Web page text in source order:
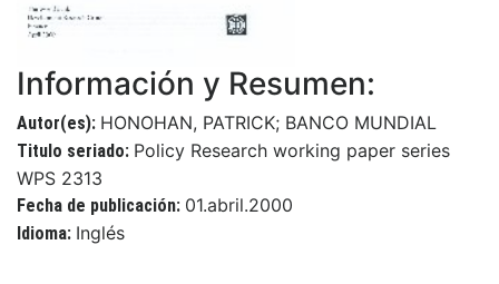
Información y Resumen:
Autor(es): HONOHAN, PATRICK; BANCO MUNDIAL
Titulo seriado: Policy Research working paper series
WPS 2313
Fecha de publicación: 01.abril.2000
Idioma: Inglés